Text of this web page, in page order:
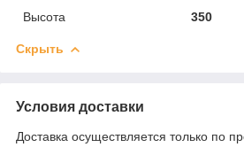
Высота
350
Скрыть
Условия доставки
Доставка осуществляется только по